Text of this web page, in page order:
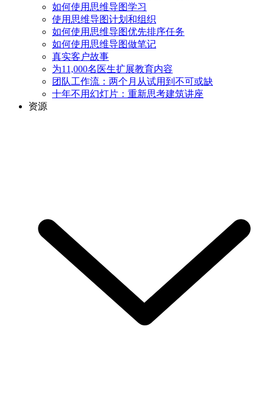
如何使用思维导图学习
使用思维导图计划和组织
如何使用思维导图优先排序任务
如何使用思维导图做笔记
真实客户故事
为11,000名医生扩展教育内容
团队工作流：两个月从试用到不可或缺
十年不用幻灯片：重新思考建筑讲座
资源